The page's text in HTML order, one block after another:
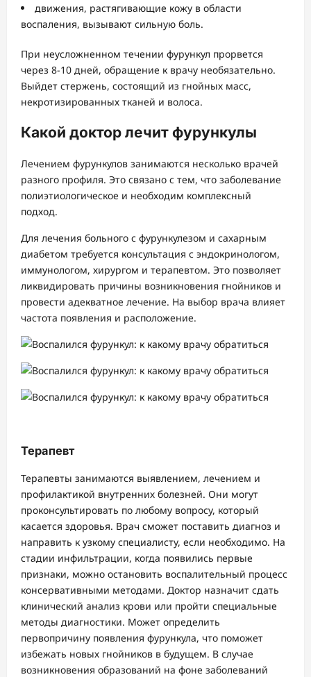
движения, растягивающие кожу в области
воспаления, вызывают сильную боль.
При неусложненном течении фурункул прорвется
через 8-10 дней, обращение к врачу необязательно.
Выйдет стержень, состоящий из гнойных масс,
некротизированных тканей и волоса.
Какой доктор лечит фурункулы
Лечением фурункулов занимаются несколько врачей
разного профиля. Это связано с тем, что заболевание
полиэтиологическое и необходим комплексный
подход.
Для лечения больного с фурункулезом и сахарным
диабетом требуется консультация с эндокринологом,
иммунологом, хирургом и терапевтом. Это позволяет
ликвидировать причины возникновения гнойников и
провести адекватное лечение. На выбор врача влияет
частота появления и расположение.
Терапевт
Терапевты занимаются выявлением, лечением и
профилактикой внутренних болезней. Они могут
проконсультировать по любому вопросу, который
касается здоровья. Врач сможет поставить диагноз и
направить к узкому специалисту, если необходимо. На
стадии инфильтрации, когда появились первые
признаки, можно остановить воспалительный процесс
консервативными методами. Доктор назначит сдать
клинический анализ крови или пройти специальные
методы диагностики. Может определить
первопричину появления фурункула, что поможет
избежать новых гнойников в будущем. В случае
возникновения образований на фоне заболеваний